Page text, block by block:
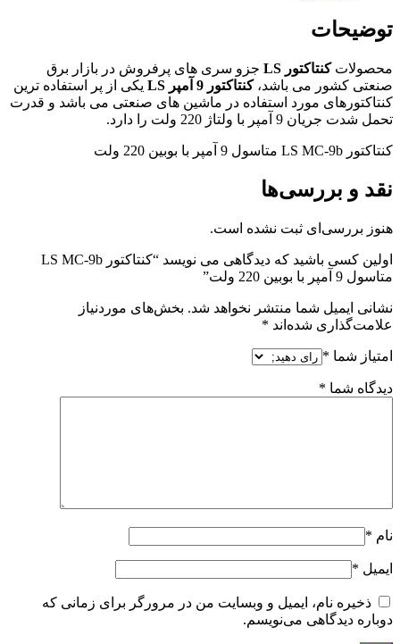
توضیحات
محصولاتکنتاکتور LS جزو سری های پرفروش در بازار برق
صنعتی کشور می باشد،کنتاکتور 9 آمپر LS یکی از پر استفاده ترین
کنتاکتورهای مورد استفاده در ماشین های صنعتی می باشد و قدرت
تحمل شدت جریان 9 آمپر با ولتاژ 220 ولت را دارد.
کنتاکتور LS MC-9b متاسول 9 آمپر با بوبین 220 ولت
نقد و بررسی‌ها
هنوز بررسی‌ای ثبت نشده است.
اولین کسی باشید که دیدگاهی می نویسد “کنتاکتور LS MC-9b
متاسول 9 آمپر با بوبین 220 ولت”
نشانی ایمیل شما منتشر نخواهد شد. بخش‌های موردنیاز
علامت‌گذاری شده‌اند *
امتیاز شما *
دیدگاه شما *
نام *
ایمیل *
ذخیره نام، ایمیل و وبسایت من در مرورگر برای زمانی که
دوباره دیدگاهی می‌نویسم.